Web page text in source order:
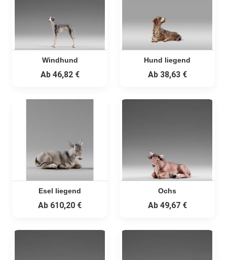
Windhund
Ab46,82 €
Hund liegend
Ab38,63 €
Esel liegend
Ab 610,20 €
Ochs
Ab49,67 €